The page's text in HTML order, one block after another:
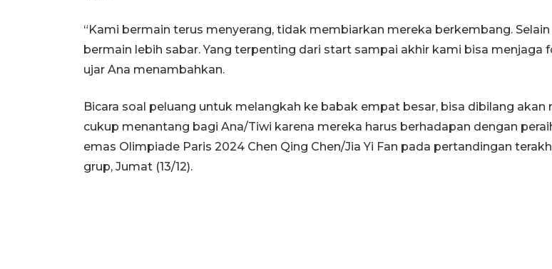
“Kami bermain terus menyerang, tidak membiarkan mereka berkembang.
bermain lebih sabar. Yang terpenting dari start sampai akhir kami bisa menjaga
ujar Ana menambahkan.
Bicara soal peluang untuk melangkah ke babak empat besar, bisa dibilang akan
cukup menantang bagi Ana/Tiwi karena mereka harus berhadapan dengan
emas Olimpiade Paris 2024 Chen Qing Chen/Jia Yi Fan pada pertandingan
grup, Jumat (13/12).